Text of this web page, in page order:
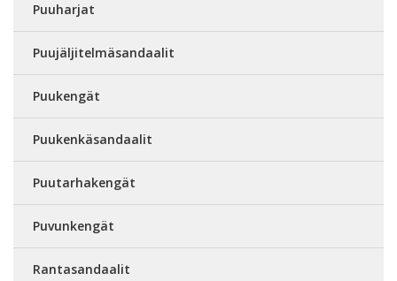
Puuharjat
Puujäljitelmäsandaalit
Puukengät
Puukenkäsandaalit
Puutarhakengät
Puvunkengät
Rantasandaalit